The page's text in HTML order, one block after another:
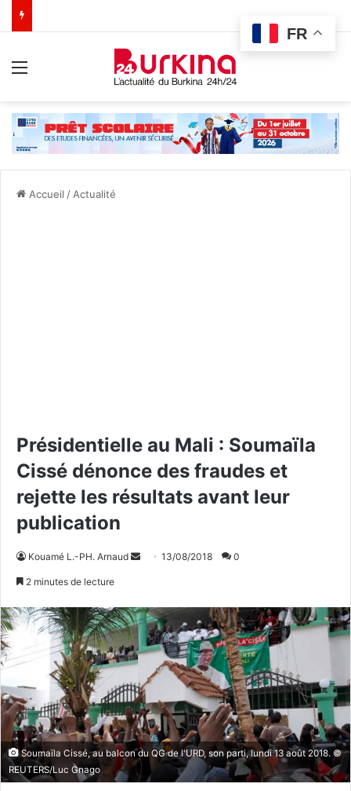
Accueil / Actualité
Présidentielle au Mali : Soumaïla
Cissé dénonce des fraudes et
rejette les résultats avant leur
publication
Kouamé L.-PH. Arnaud
o
e
u
n
c
o
u
r
13/08/2018 0
2 minutes de lecture
Soumaïla Cissé, au balcon du QG de l'URD, son parti, lundi 13 août 2018. ©
REUTERS/Luc Gnago
FR